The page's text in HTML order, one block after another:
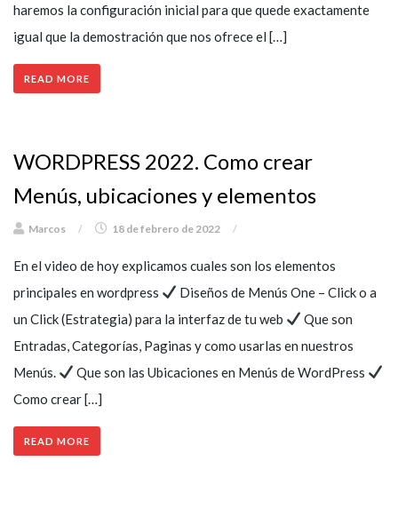
haremos la configuración inicial para que quede exactamente
igual que la demostración que nos ofrece el […]
READ MORE
WORDPRESS 2022. Como crear
Menús, ubicaciones y elementos
Marcos / 18 de febrero de 2022 /
En el video de hoy explicamos cuales son los elementos
principales en wordpress
Diseños de Menús One – Click o a
un Click (Estrategia) para la interfaz de tu web
Que son
Entradas, Categorías, Paginas y como usarlas en nuestros
Menús.
Que son las Ubicaciones en Menús de WordPress
Como crear […]
READ MORE